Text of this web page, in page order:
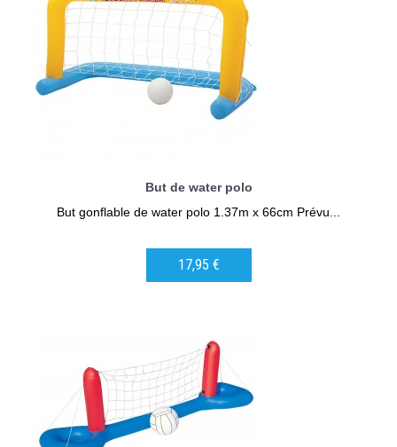
But de water polo
But gonflable de water polo 1.37m x 66cm Prévu...
17,95 €